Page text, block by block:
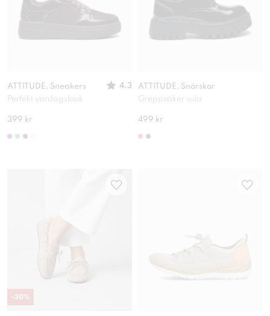
ATTITUDE, Sneakers
4.3
Perfekt vardagslook
399 kr
ATTITUDE, Snörskor
Greppsäker sula
499 kr
-30%